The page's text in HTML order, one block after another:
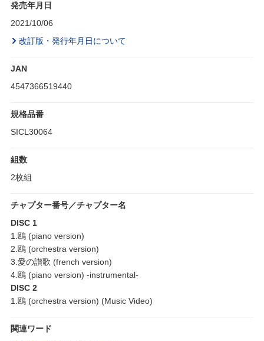
発売年月日
2021/10/06
改訂版・発行年月日について
JAN
4547366519440
規格品番
SICL30064
組数
2枚組
チャプター番号／チャプター名
DISC 1
1.鴎 (piano version)
2.鴎 (orchestra version)
3.愛の讃歌 (french version)
4.鴎 (piano version) -instrumental-
DISC 2
1.鴎 (orchestra version) (Music Video)
関連ワード